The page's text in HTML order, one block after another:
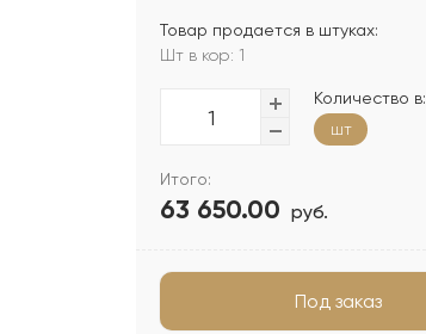
Товар продается в штуках:
Шт в кор: 1
Количество в:
шт
Итого:
63 650.00 руб.
Под заказ